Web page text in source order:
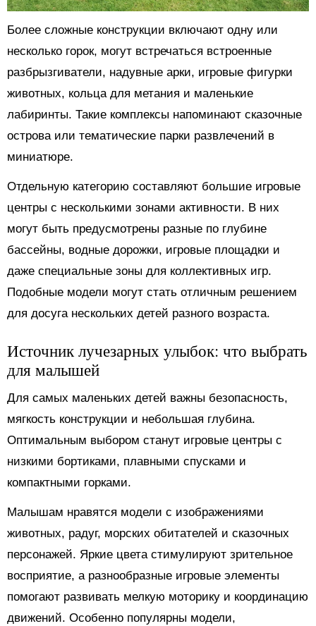
Более сложные конструкции включают одну или
несколько горок, могут встречаться встроенные
разбрызгиватели, надувные арки, игровые фигурки
животных, кольца для метания и маленькие
лабиринты. Такие комплексы напоминают сказочные
острова или тематические парки развлечений в
миниатюре.
Отдельную категорию составляют большие игровые
центры с несколькими зонами активности. В них
могут быть предусмотрены разные по глубине
бассейны, водные дорожки, игровые площадки и
даже специальные зоны для коллективных игр.
Подобные модели могут стать отличным решением
для досуга нескольких детей разного возраста.
Источник лучезарных улыбок: что выбрать
для малышей
Для самых маленьких детей важны безопасность,
мягкость конструкции и небольшая глубина.
Оптимальным выбором станут игровые центры с
низкими бортиками, плавными спусками и
компактными горками.
Малышам нравятся модели с изображениями
животных, радуг, морских обитателей и сказочных
персонажей. Яркие цвета стимулируют зрительное
восприятие, а разнообразные игровые элементы
помогают развивать мелкую моторику и координацию
движений. Особенно популярны модели,